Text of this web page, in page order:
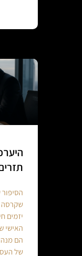
שקרסה
יזמים
האישי
הם
של